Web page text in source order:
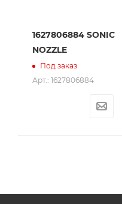
1627806884 SONIC
NOZZLE
Под заказ
Арт.: 1627806884